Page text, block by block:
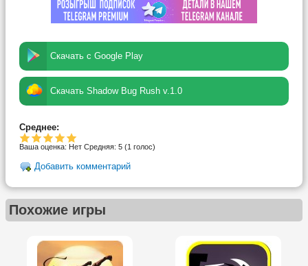
Скачать с Google Play
Скачать Shadow Bug Rush v.1.0
Среднее:
Ваша оценка: Нет Средняя: 5 (1 голос)
Добавить комментарий
Похожие игры